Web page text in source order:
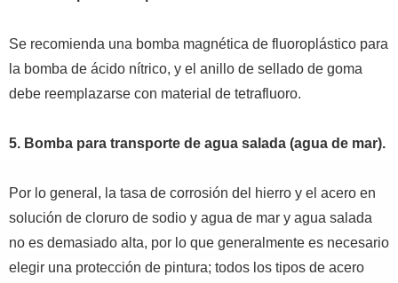
Se recomienda una bomba magnética de fluoroplástico para
la bomba de ácido nítrico, y el anillo de sellado de goma
debe reemplazarse con material de tetrafluoro.
5. Bomba para transporte de agua salada (agua de mar).
Por lo general, la tasa de corrosión del hierro y el acero en
solución de cloruro de sodio y agua de mar y agua salada
no es demasiado alta, por lo que generalmente es necesario
elegir una protección de pintura; todos los tipos de acero